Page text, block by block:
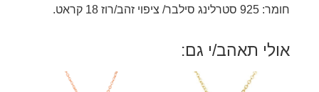
חומר: 925 סטרלינג סילבר/ ציפוי זהב/רוז 18 קראט.
אולי תאהב/י גם: